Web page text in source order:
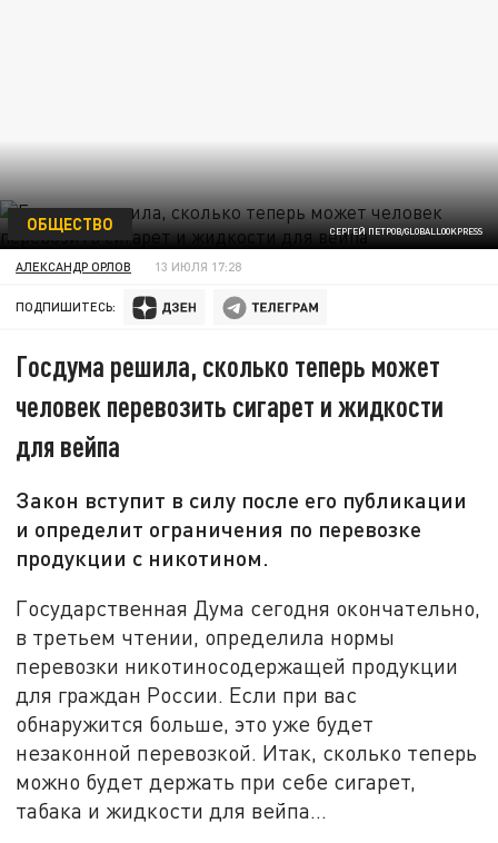
СЕРГЕЙ ПЕТРОВ/GLOBALLOOKPRESS
ОБЩЕСТВО
АЛЕКСАНДР ОРЛОВ 13 ИЮЛЯ 17:28
ПОДПИШИТЕСЬ:
Госдума решила, сколько теперь может
человек перевозить сигарет и жидкости
для вейпа
Закон вступит в силу после его публикации
и определит ограничения по перевозке
продукции с никотином.
Государственная Дума сегодня окончательно,
в третьем чтении, определила нормы
перевозки никотиносодержащей продукции
для граждан России. Если при вас
обнаружится больше, это уже будет
незаконной перевозкой. Итак, сколько теперь
можно будет держать при себе сигарет,
табака и жидкости для вейпа…